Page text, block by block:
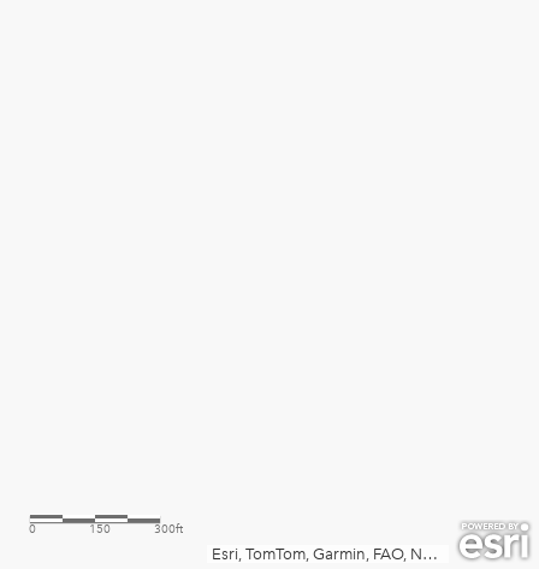
Esri, TomTom, Garmin, FAO, NOAA, USGS, EPA, USFWS
0 150 300ft